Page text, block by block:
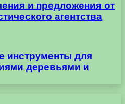
и предложения от
агентства
инструменты для
деревьями и